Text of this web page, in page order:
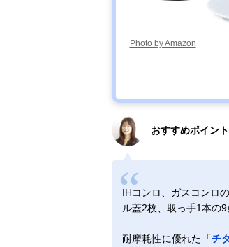
Photo by Amazon
おすすめポイント
IHコンロ、ガスコンロ
ル蓋2枚、取っ手1本の9
耐摩耗性に優れた「チ